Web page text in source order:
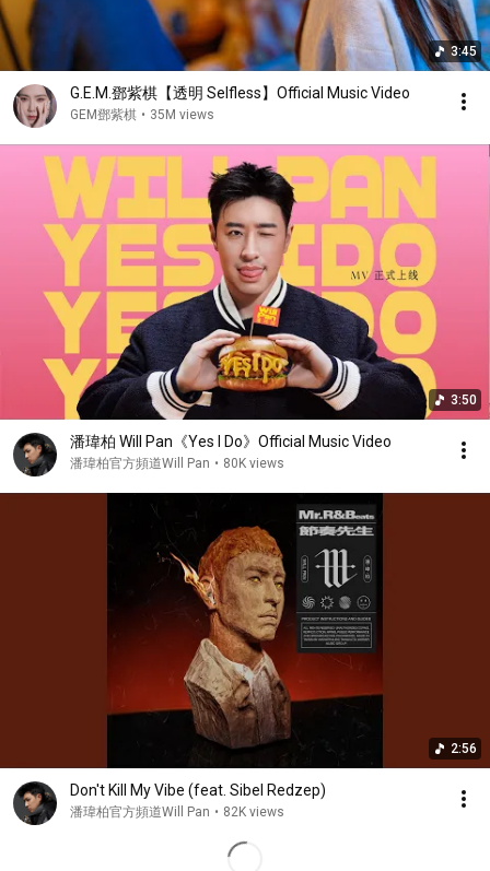
3:45
G.E.M.鄧紫棋【透明 Selfless】Official Music Video
GEM鄧紫棋 • 35M views
3:50
潘瑋柏 Will Pan《Yes I Do》Official Music Video
潘瑋柏官方頻道Will Pan • 80K views
2:56
Don't Kill My Vibe (feat. Sibel Redzep)
潘瑋柏官方頻道Will Pan • 82K views